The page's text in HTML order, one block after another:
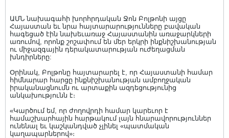
ԱՄՆ նախագահի խորհրդական Ջոն Բոլթոնի այցը
Հայաստան եւ նրա հայտարարությունները բավական
հագեցած էին նախեւառաջ Հայաստանին առաջարկների
առումով, որոնք շոշափում են մեր երկրի ինքնիշխանության
ու միջազգային դերակատարության ուժեղացման
խնդիրները:
Օրինակ, Բոլթոնը հայտարարել է, որ Հայաստանի համար
հիմնարար հարցը ինքնիշխանության ամբողջական
իրականացնումն ու արտաքին ազդեցությունից
անկախությունն է։
«Կարծում եմ, որ ժողովրդի համար կարեւոր է
համաշխարհային հարթակում լայն հնարավորություններ
ունենալ եւ կաշկանդված չլինել «պատմական
կաղապարներով»։